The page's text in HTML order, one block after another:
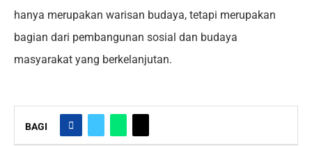
hanya merupakan warisan budaya, tetapi merupakan
bagian dari pembangunan sosial dan budaya
masyarakat yang berkelanjutan.
BAGI